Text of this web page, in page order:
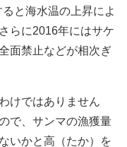
と海水温の上昇によ
らに2016年にはサケ
面禁止などが相次ぎ
けではありません
で、サンマの漁獲量
いかと高（たか）を